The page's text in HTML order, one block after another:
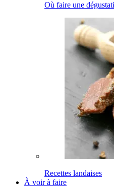
Où faire une
Recettes landaises
À voir à faire